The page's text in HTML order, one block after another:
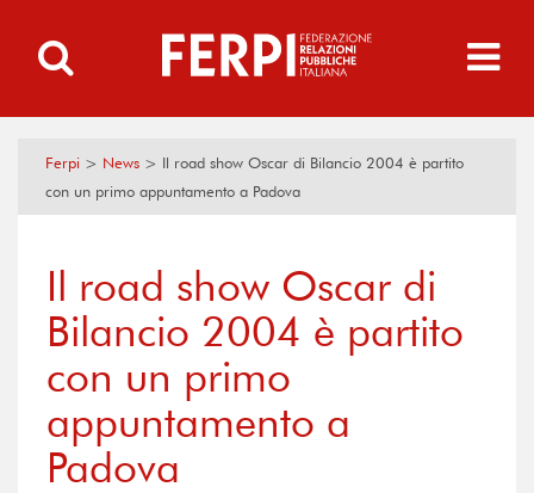
Ferpi > News > Il road show Oscar di Bilancio 2004 è partito
con un primo appuntamento a Padova
Il road show Oscar di
Bilancio 2004 è partito
con un primo
appuntamento a
Padova